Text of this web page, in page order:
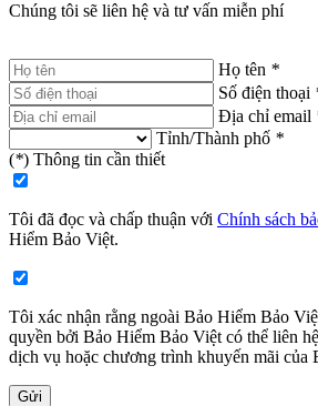
Chúng tôi sẽ liên hệ và tư vấn miễn phí
Họ tên *
Số điện thoại
Địa chỉ email
Tỉnh/Thành phố *
(*) Thông tin cần thiết
Tôi đã đọc và chấp thuận với Chính sách
Hiểm Bảo Việt​.
Tôi xác nhận rằng ngoài Bảo Hiểm Bảo
quyền bởi Bảo Hiểm Bảo Việt có thể liên
dịch vụ hoặc chương trình khuyến mãi của
Gửi